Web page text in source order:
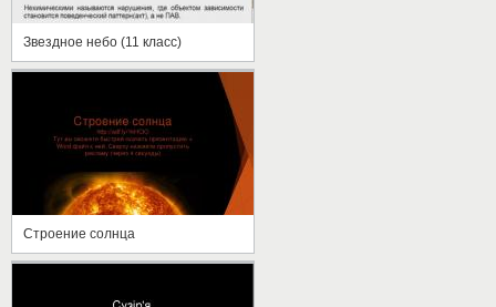
Звездное небо (11 класс)
Строение солнца